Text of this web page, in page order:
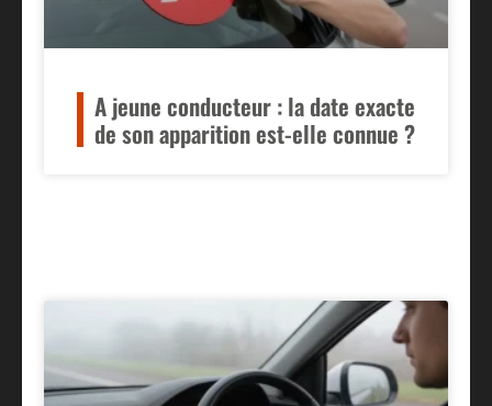
A jeune conducteur : la date exacte
de son apparition est-elle connue ?